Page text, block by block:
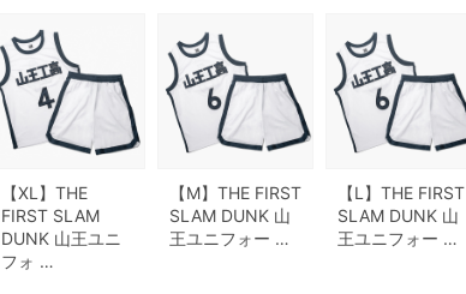
【XL】THE
FIRST SLAM
DUNK 山王ユニ
フォ …
【M】THE FIRST
SLAM DUNK 山
王ユニフォー …
【L】THE FIRST
SLAM DUNK 山
王ユニフォー …